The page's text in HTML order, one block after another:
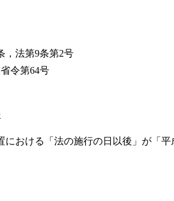
，法第9条第2号
令第64号
おける「法の施行の日以後」が「平